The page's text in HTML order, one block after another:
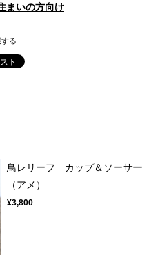
まいの方向け
る
鳥レリーフ カップ＆ソーサー
（アメ）
¥3,800